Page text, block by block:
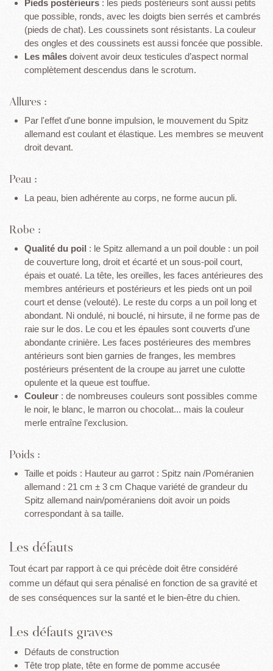
Pieds postérieurs : les pieds postérieurs sont aussi petits
que possible, ronds, avec les doigts bien serrés et cambrés
(pieds de chat). Les coussinets sont résistants. La couleur
des ongles et des coussinets est aussi foncée que possible.
Les mâles doivent avoir deux testicules d’aspect normal
complètement descendus dans le scrotum.
Allures :
Par l'effet d'une bonne impulsion, le mouvement du Spitz
allemand est coulant et élastique. Les membres se meuvent
droit devant.
Peau :
La peau, bien adhérente au corps, ne forme aucun pli.
Robe :
Qualité du poil : le Spitz allemand a un poil double : un poil
de couverture long, droit et écarté et un sous-poil court,
épais et ouaté. La tête, les oreilles, les faces antérieures des
membres antérieurs et postérieurs et les pieds ont un poil
court et dense (velouté). Le reste du corps a un poil long et
abondant. Ni ondulé, ni bouclé, ni hirsute, il ne forme pas de
raie sur le dos. Le cou et les épaules sont couverts d'une
abondante crinière. Les faces postérieures des membres
antérieurs sont bien garnies de franges, les membres
postérieurs présentent de la croupe au jarret une culotte
opulente et la queue est touffue.
Couleur : de nombreuses couleurs sont possibles comme
le noir, le blanc, le marron ou chocolat... mais la couleur
merle entraîne l’exclusion.
Poids :
Taille et poids : Hauteur au garrot : Spitz nain /Poméranien
allemand : 21 cm ± 3 cm Chaque variété de grandeur du
Spitz allemand nain/poméraniens doit avoir un poids
correspondant à sa taille.
Les défauts
Tout écart par rapport à ce qui précède doit être considéré
comme un défaut qui sera pénalisé en fonction de sa gravité et
de ses conséquences sur la santé et le bien-être du chien.
Les défauts graves
Défauts de construction
Tête trop plate, tête en forme de pomme accusée